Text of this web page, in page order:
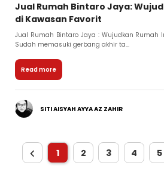
Jual Rumah Bintaro Jaya:
di Kawasan Favorit
Jual Rumah Bintaro Jaya : Wujudkan Rumah
Sudah memasuki gerbang akhir ta...
Read more
SITI AISYAH AYYA AZ ZAHIR
1 2 3 4 5